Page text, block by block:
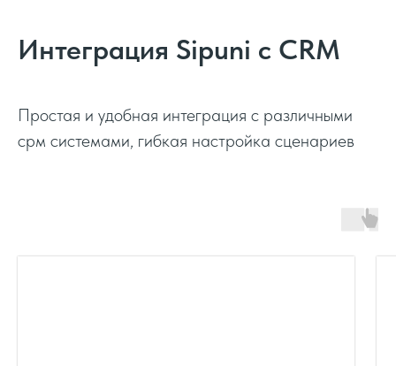
Интеграция Sipuni с CRM
Простая и удобная интеграция с различными
срм системами, гибкая настройка сценариев